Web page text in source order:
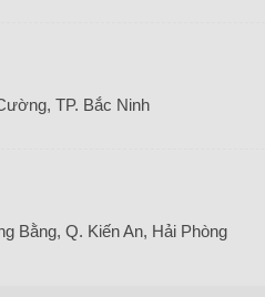
TP. Bắc Ninh
Bằng, Q. Kiến An, Hải Phòng